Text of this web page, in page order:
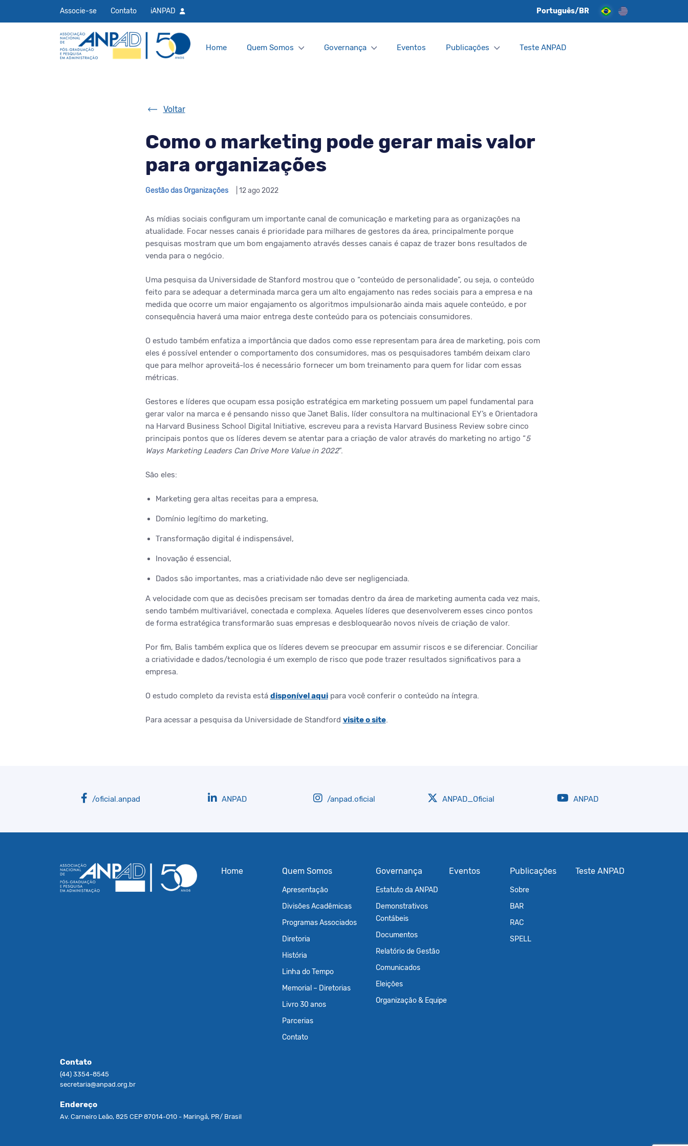
Associe-se Contato iANPAD Português/BR
Home Quem Somos Governança Eventos Publicações Teste ANPAD
Voltar
Como o marketing pode gerar mais valor
para organizações
Gestão das Organizações | 12 ago 2022
As mídias sociais configuram um importante canal de comunicação e marketing para as organizações na
atualidade. Focar nesses canais é prioridade para milhares de gestores da área, principalmente porque
pesquisas mostram que um bom engajamento através desses canais é capaz de trazer bons resultados de
venda para o negócio.
Uma pesquisa da Universidade de Stanford mostrou que o “conteúdo de personalidade”, ou seja, o conteúdo
feito para se adequar a determinada marca gera um alto engajamento nas redes sociais para a empresa e na
medida que ocorre um maior engajamento os algoritmos impulsionarão ainda mais aquele conteúdo, e por
consequência haverá uma maior entrega deste conteúdo para os potenciais consumidores.
O estudo também enfatiza a importância que dados como esse representam para área de marketing, pois com
eles é possível entender o comportamento dos consumidores, mas os pesquisadores também deixam claro
que para melhor aproveitá-los é necessário fornecer um bom treinamento para quem for lidar com essas
métricas.
Gestores e líderes que ocupam essa posição estratégica em marketing possuem um papel fundamental para
gerar valor na marca e é pensando nisso que Janet Balis, líder consultora na multinacional EY’s e Orientadora
na Harvard Business School Digital Initiative, escreveu para a revista Harvard Business Review sobre cinco
principais pontos que os líderes devem se atentar para a criação de valor através do marketing no artigo “5
Ways Marketing Leaders Can Drive More Value in 2022”.
São eles:
Marketing gera altas receitas para a empresa,
Domínio legítimo do marketing,
Transformação digital é indispensável,
Inovação é essencial,
Dados são importantes, mas a criatividade não deve ser negligenciada.
A velocidade com que as decisões precisam ser tomadas dentro da área de marketing aumenta cada vez mais,
sendo também multivariável, conectada e complexa. Aqueles líderes que desenvolverem esses cinco pontos
de forma estratégica transformarão suas empresas e desbloquearão novos níveis de criação de valor.
Por fim, Balis também explica que os líderes devem se preocupar em assumir riscos e se diferenciar. Conciliar
a criatividade e dados/tecnologia é um exemplo de risco que pode trazer resultados significativos para a
empresa.
O estudo completo da revista está disponível aquipara você conferir o conteúdo na íntegra.
Para acessar a pesquisa da Universidade de Standford visite o site.
/oficial.anpad ANPAD /anpad.oficial ANPAD_Oficial ANPAD
Home Quem Somos
Apresentação
Divisões Acadêmicas
Programas Associados
Diretoria
História
Linha do Tempo
Memorial – Diretorias
Livro 30 anos
Parcerias
Contato
Governança
Estatuto da ANPAD
Demonstrativos
Contábeis
Documentos
Relatório de Gestão
Comunicados
Eleições
Organização & Equipe
Eventos Publicações
Sobre
BAR
RAC
SPELL
Teste ANPAD
Contato
(44) 3354-8545
secretaria@anpad.org.br
Endereço
Av. Carneiro Leão, 825 CEP 87014-010 - Maringá, PR/ Brasil